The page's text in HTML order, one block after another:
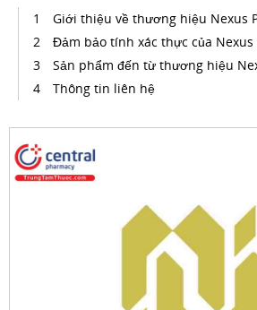
Giới thiệu về thương hiệu Nexus
Đảm bảo tính xác thực của Nexus
Sản phẩm đến từ thương hiệu
Thông tin liên hệ